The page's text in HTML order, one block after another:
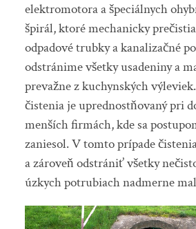
elektromotora a špeciálnych
špirál, ktoré mechanicky
odpadové trubky a kanalizačné
odstránime všetky usadeniny a
prevažne z kuchynských
čistenia je uprednostňovaný pri
menších firmách, kde sa
zaniesol. V tomto prípade
a zároveň odstrániť všetky
úzkych potrubiach nadmerne